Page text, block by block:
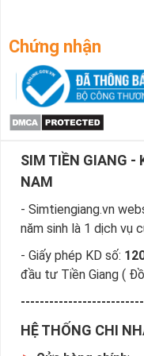
Chứng nhận
SIM TIỀN GIANG -
NAM
- Simtiengiang.vn
năm sinh là 1 dịch vụ
- Giấy phép KD số:
đầu tư Tiền Giang (
HỆ THỐNG CHI